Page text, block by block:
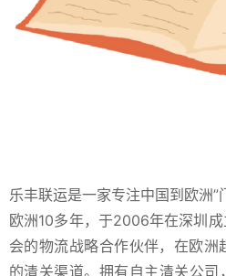
乐丰联运是一家专注中国到欧洲
欧洲10多年，于2006年在深圳
会的物流战略合作伙伴，在欧洲
的清关渠道。拥有自主清关公司